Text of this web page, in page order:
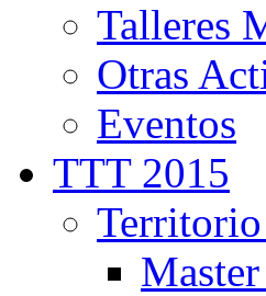
Talleres
Otras
Eventos
TTT 2015